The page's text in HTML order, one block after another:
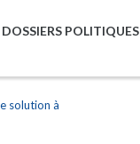
DOSSIERS POLITIQUES
solution à